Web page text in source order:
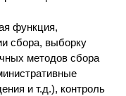
функция,
сбора, выборку
методов сбора
и т.д.), контроль